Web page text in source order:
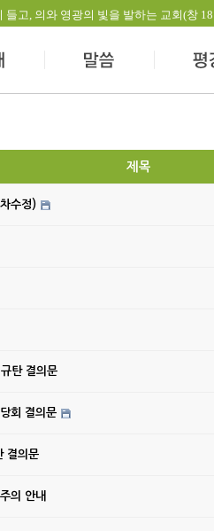
고, 의와 영광의 빛을 발하는 교회(창
제목
수정)
탄 결의문
회 결의문
결의문
의 안내